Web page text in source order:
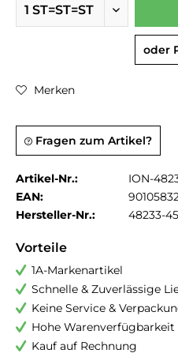
oder
Merken
Fragen zum Artikel?
Artikel-Nr.:
ION-
EAN:
Hersteller-Nr.:
48233-
Vorteile
1A-Markenartikel
Schnelle & Zuverlässige
Keine Service &
Hohe Warenverfügbarkeit
Kauf auf Rechnung